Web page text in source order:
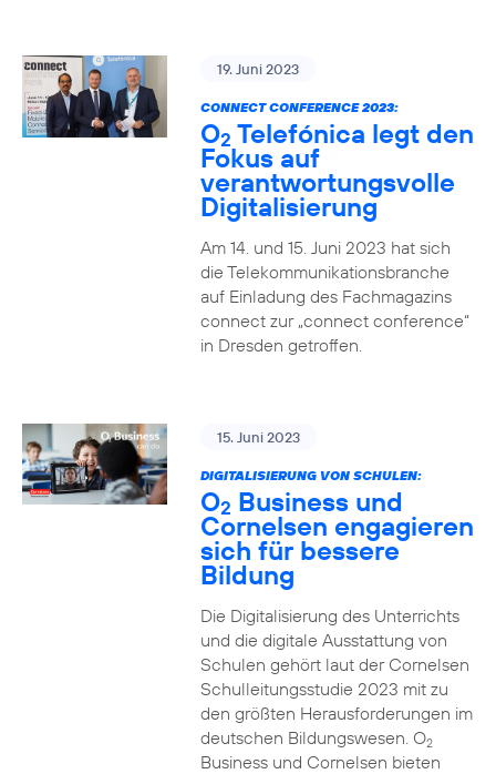
19. Juni 2023
CONNECT CONFERENCE 2023:
O2 Telefónica legt den
Fokus auf
verantwortungsvolle
Digitalisierung
Am 14. und 15. Juni 2023 hat sich
die Telekommunikationsbranche
auf Einladung des Fachmagazins
connect zur „connect conference“
in Dresden getroffen.
15. Juni 2023
DIGITALISIERUNG VON SCHULEN:
O2 Business und
Cornelsen engagieren
sich für bessere
Bildung
Die Digitalisierung des Unterrichts
und die digitale Ausstattung von
Schulen gehört laut der Cornelsen
Schulleitungsstudie 2023 mit zu
den größten Herausforderungen im
deutschen Bildungswesen. O2
Business und Cornelsen bieten